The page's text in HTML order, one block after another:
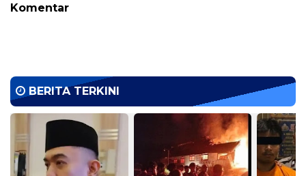
Komentar
BERITA TERKINI